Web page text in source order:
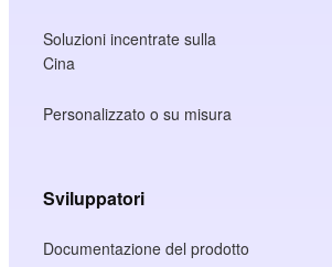
Soluzioni incentrate sulla
Cina
Personalizzato o su misura
Sviluppatori
Documentazione del prodotto